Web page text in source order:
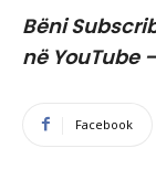
Bëni
në YouTube
Facebook